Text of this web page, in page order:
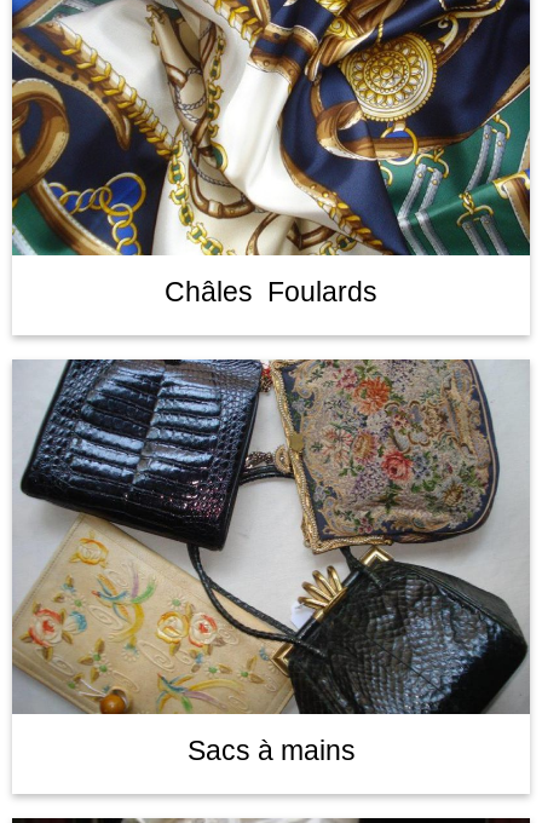
Châles Foulards
Sacs à mains